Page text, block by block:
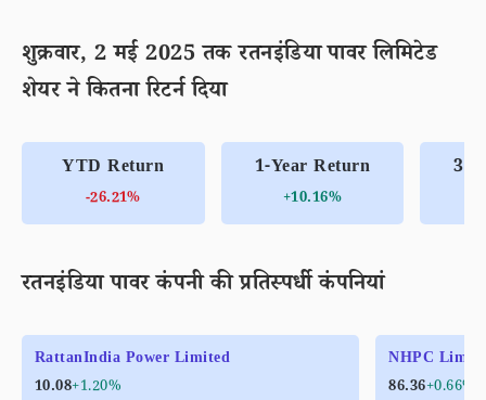
शुक्रवार, 2 मई 2025 तक रतनइंडिया पावर लिमिटेड
शेयर ने कितना रिटर्न दिया
YTD Return
-26.21%
1-Year Return
+10.16%
3-
रतनइंडिया पावर कंपनी की प्रतिस्पर्धी कंपनियां
RattanIndia Power Limited
10.08+1.20%
NHPC
86.36+0.66%